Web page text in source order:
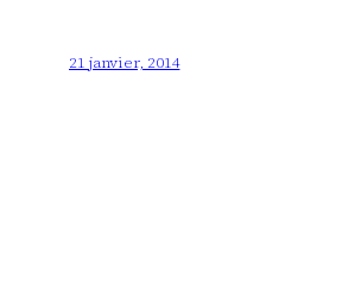
21 janvier, 2014